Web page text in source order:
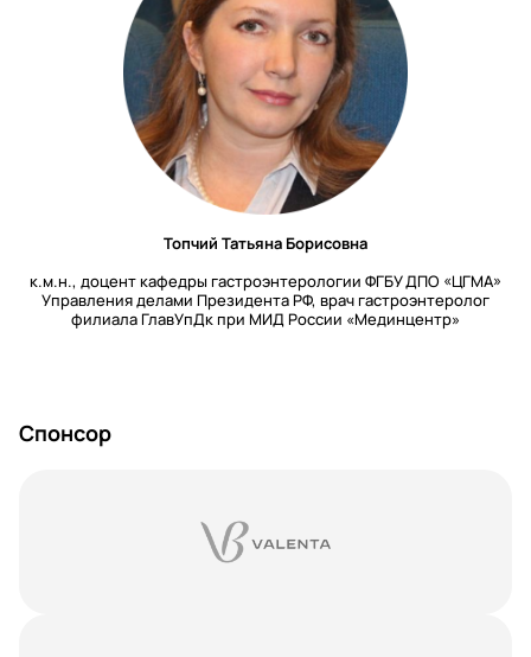
Топчий Татьяна Борисовна
к.м.н., доцент кафедры гастроэнтерологии ФГБУ ДПО «ЦГМА»
Управления делами Президента РФ, врач гастроэнтеролог
филиала ГлавУпДк при МИД России «Мединцентр»
Спонсор